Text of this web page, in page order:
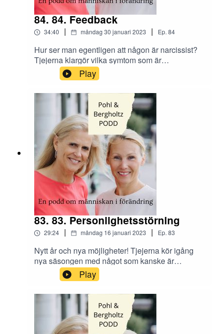
84. 84. Feedback
34:40 | måndag 30 januari 2023 | Ep. 84
Hur ser man egentligen att någon är narcissist?
Tjejerna klargör vilka symtom som är
vanligast!Hur balanserar man negativ och positiv
feedback? Att ta in att alla är olika kan vara
knepigt, men skarpa tips utlovas i avsnittet!
Play
83. 83. Personlighetsstörning
29:24 | måndag 16 januari 2023 | Ep. 83
Nytt år och nya möjligheter! Tjejerna kör igång
nya säsongen med något som kanske är
vanligare än vad du tror, nämligen narcissism.
Hur vanligt är det och vad kännetecknar en
narcissist? Hur vet man om någon försöker
manipulera?Har du en narcissist i din närhet?
Skicka era tankar och synpunkter till Instagram
@tranahjarnan och @insightcompetence
Play